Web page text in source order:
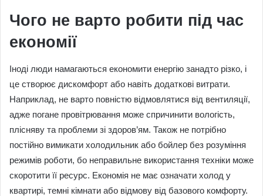
Чого не варто робити під час
економії
Іноді люди намагаються економити енергію занадто різко, і
це створює дискомфорт або навіть додаткові витрати.
Наприклад, не варто повністю відмовлятися від вентиляції,
адже погане провітрювання може спричинити вологість,
плісняву та проблеми зі здоров’ям. Також не потрібно
постійно вимикати холодильник або бойлер без розуміння
режимів роботи, бо неправильне використання техніки може
скоротити її ресурс. Економія не має означати холод у
квартирі, темні кімнати або відмову від базового комфорту.